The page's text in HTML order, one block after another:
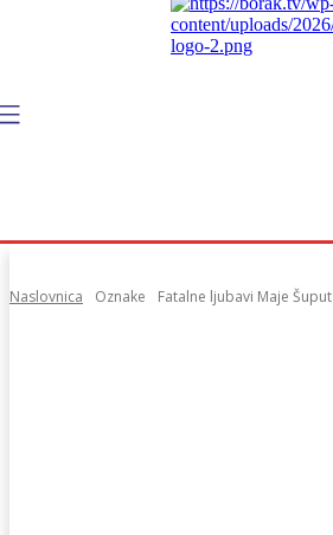
Naslovnica Oznake Fatalne ljubavi Maje Šuput